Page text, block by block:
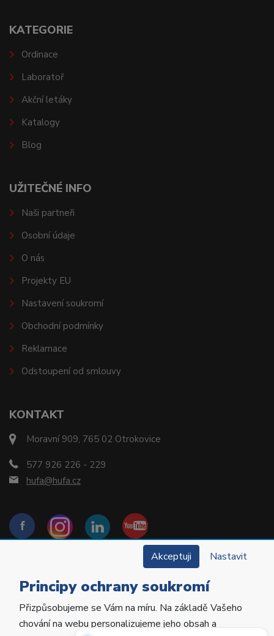
KONTAKT
Moravní 909, 765 02 Otrokovice
577 926 226 - 229
hufa@hufa.cz
KATEGORIE
Ordinace
Laboratoř
Akční letáky
Katalogy
Blog
UŽITEČNÉ INFO
Naši partneři
Osobní údaje
O nás
Projekty EU
Nastavení soukromí
Obchodní podmínky
Reklamace
Odstoupení od smlouvy
Copyright © 2022 Hu-Fa Dental a.s. Všechna práva
vyhrazena.
Akceptuji Nastavit
Principy ochrany soukromí
Přizpůsobujeme se Vám na míru. Na základě Vašeho
chování na webu personalizujeme jeho obsah a
Potřebujete poradit?Zeptejte se našeho